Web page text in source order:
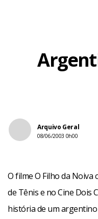
Arquivo Geral
08/06/2003 0h00
O filme O Filho da Noiva
de Tênis e no Cine Dois
história de um